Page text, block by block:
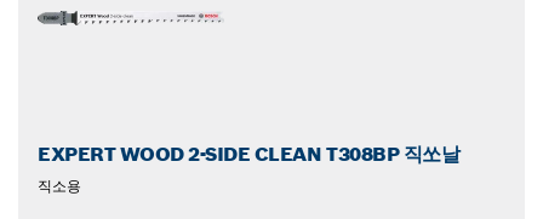
EXPERT WOOD 2-SIDE CLEAN T308BP 직쏘날
직소용